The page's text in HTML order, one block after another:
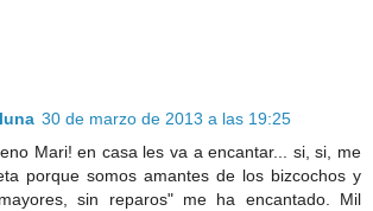
30 de marzo de 2013 a las 19:25
Mari! en casa les va a encantar... si, si, me
porque somos amantes de los bizcochos y
sin reparos" me ha encantado. Mil